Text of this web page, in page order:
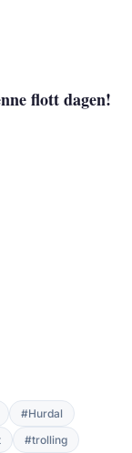
flott dagen!
#Hurdal
#trolling